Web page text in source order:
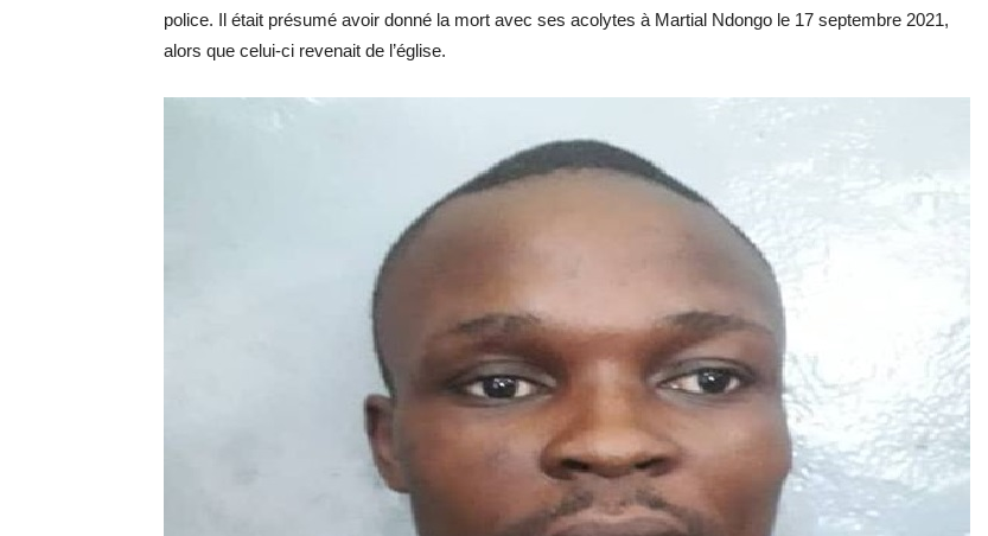
police. Il était présumé avoir donné la mort avec ses acolytes à Martial Ndongo le 17 septembre 2021,
alors que celui-ci revenait de l’église.